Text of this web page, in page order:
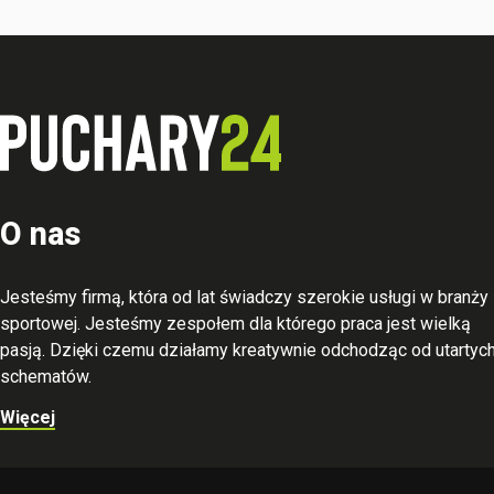
O nas
Jesteśmy firmą, która od lat świadczy szerokie usługi w branży
sportowej. Jesteśmy zespołem dla którego praca jest wielką
pasją. Dzięki czemu działamy kreatywnie odchodząc od
schematów.
Więcej